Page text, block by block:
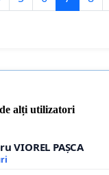
alți utilizatori
VIOREL PAȘCA